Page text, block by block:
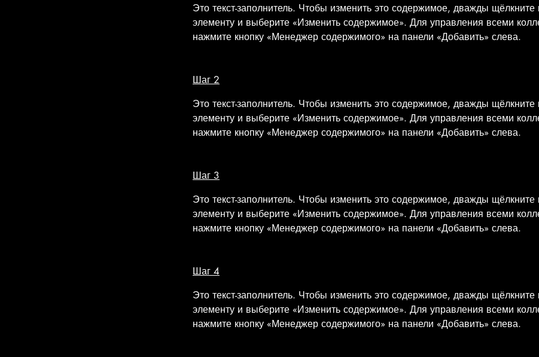
Это текст-заполнитель. Чтобы изменить это содержимое, дважды щёлкните
элементу и выберите «Изменить содержимое». Для управления всеми
нажмите кнопку «Менеджер содержимого» на панели «Добавить» слева.
Шаг 2
Это текст-заполнитель. Чтобы изменить это содержимое, дважды щёлкните
элементу и выберите «Изменить содержимое». Для управления всеми
нажмите кнопку «Менеджер содержимого» на панели «Добавить» слева.
Шаг 3
Это текст-заполнитель. Чтобы изменить это содержимое, дважды щёлкните
элементу и выберите «Изменить содержимое». Для управления всеми
нажмите кнопку «Менеджер содержимого» на панели «Добавить» слева.
Шаг 4
Это текст-заполнитель. Чтобы изменить это содержимое, дважды щёлкните
элементу и выберите «Изменить содержимое». Для управления всеми
нажмите кнопку «Менеджер содержимого» на панели «Добавить» слева.